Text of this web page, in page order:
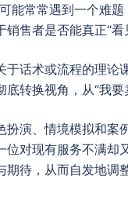
能常常遇到一个难
售者是否能真正“看
话术或流程的理
换视角，从“我要
演、情境模拟和
对现有服务不满
待，从而自发地调